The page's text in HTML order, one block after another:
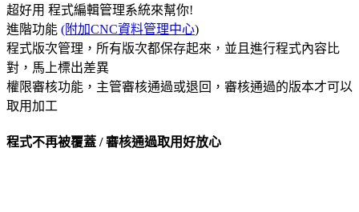
超好用 程式編輯管理系統來幫你!
進階功能 (附加CNC資料管理中心)
程式版次管理，所有版次都保存起來，並且進行程式內容比
對，馬上標出差異
權限審核功能，主管審核通過或退回，審核通過的版本才可以
取用加工
程式不再被覆蓋 / 審核通過取用好放心